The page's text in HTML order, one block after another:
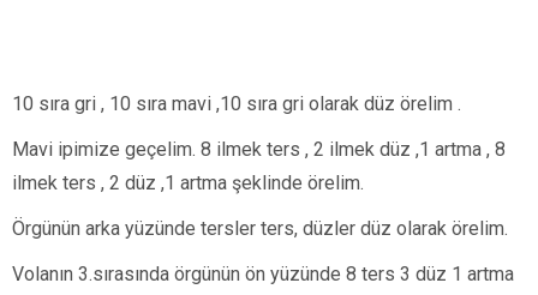
10 sıra gri , 10 sıra mavi ,10 sıra gri olarak düz örelim .
Mavi ipimize geçelim. 8 ilmek ters , 2 ilmek düz ,1 artma , 8
ilmek ters , 2 düz ,1 artma şeklinde örelim.
Örgünün arka yüzünde tersler ters, düzler düz olarak örelim.
Volanın 3.sırasında örgünün ön yüzünde 8 ters 3 düz 1 artma